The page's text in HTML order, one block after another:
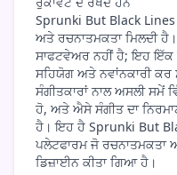
Sprunki But Black
ਅਤੇ ਰਚਨਾਤਮਕਤਾ ਮਿਲਦੀ
ਸਾਫਟਵੇਅਰ ਨਹੀਂ ਹੈ; ਇਹ ਇੱਕ
ਸਹਿਯੋਗ ਅਤੇ ਨਵਾਂਨਕਾਰੀ
ਸੰਗੀਤਕਾਰਾਂ ਨਾਲ ਅਸਲੀ ਸਮੇਂ
ਹੋ, ਅਤੇ ਐਸੇ ਸੰਗੀਤ ਦਾ
ਹੈ। ਇਹ ਹੈ Sprunki But
ਪਲੇਟਫਾਰਮ ਜੋ
ਡਿਜ਼ਾਈਨ ਕੀਤਾ ਗਿਆ ਹੈ।